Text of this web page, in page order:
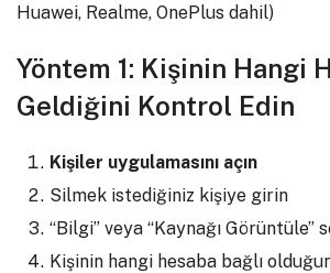
Huawei, Realme, OnePlus dahil)
Yöntem 1: Kişinin Hangi
Geldiğini Kontrol Edin
Kişiler uygulamasını açın
Silmek istediğiniz kişiye girin
“Bilgi” veya “Kaynağı Görüntüle”
Kişinin hangi hesaba bağlı